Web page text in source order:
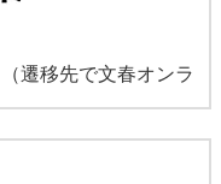
（遷移先で文春オンラ